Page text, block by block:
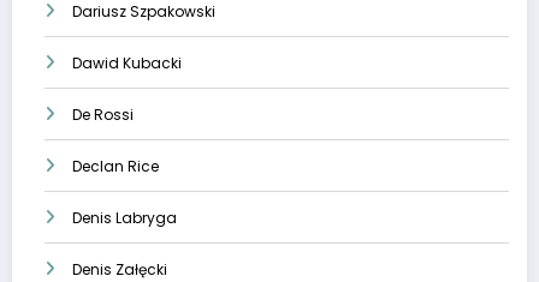
Dariusz Szpakowski
Dawid Kubacki
De Rossi
Declan Rice
Denis Labryga
Denis Załęcki